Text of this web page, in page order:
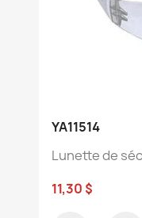
YA11514
Lunette de
11,30 $